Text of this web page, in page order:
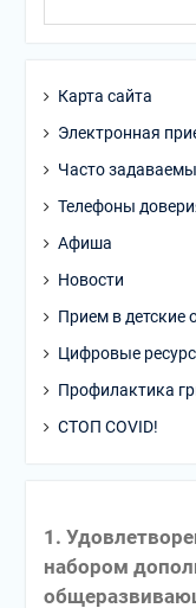
Карта сайта
Электронная
Часто
Телефоны
Афиша
Новости
Прием в детские
Цифровые
Профилактика
СТОП COVID!
1.
набором